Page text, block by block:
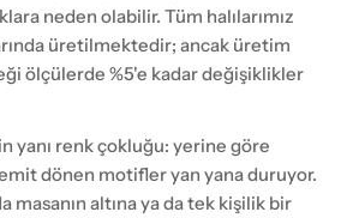
neden olabilir. Tüm halılarımız
üretilmektedir; ancak üretim
ölçülerde %5'e kadar değişiklikler
yanı renk çokluğu: yerine göre
dönen motifler yan yana duruyor.
masanın altına ya da tek kişilik bir